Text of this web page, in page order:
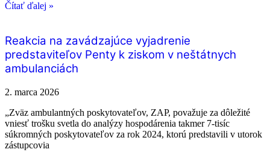
Čítať ďalej »
Reakcia na zavádzajúce vyjadrenie
predstaviteľov Penty k ziskom v neštátnych
ambulanciách
2. marca 2026
„Zväz ambulantných poskytovateľov, ZAP, považuje za dôležité
vniesť trošku svetla do analýzy hospodárenia takmer 7-tisíc
súkromných poskytovateľov za rok 2024, ktorú predstavili v utorok
zástupcovia